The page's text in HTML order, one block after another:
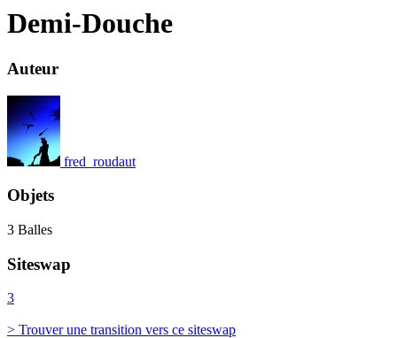
Demi-Douche
Auteur
fred_roudaut
Objets
3 Balles
Siteswap
3
> Trouver une transition vers ce siteswap